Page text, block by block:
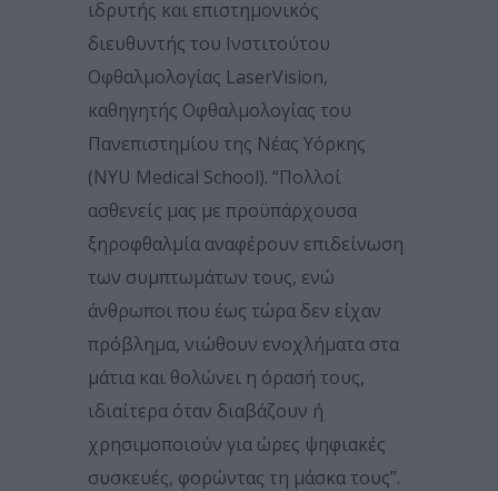
ιδρυτής και επιστημονικός
διευθυντής του Ινστιτούτου
Οφθαλμολογίας LaserVision,
καθηγητής Οφθαλμολογίας του
Πανεπιστημίου της Νέας Υόρκης
(NYU Medical School). “Πολλοί
ασθενείς μας με προϋπάρχουσα
ξηροφθαλμία αναφέρουν επιδείνωση
των συμπτωμάτων τους, ενώ
άνθρωποι που έως τώρα δεν είχαν
πρόβλημα, νιώθουν ενοχλήματα στα
μάτια και θολώνει η όρασή τους,
ιδιαίτερα όταν διαβάζουν ή
χρησιμοποιούν για ώρες ψηφιακές
συσκευές, φορώντας τη μάσκα τους”.